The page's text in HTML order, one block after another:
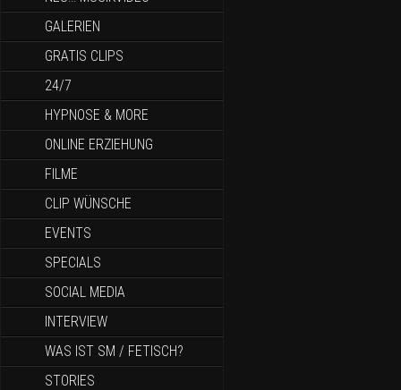
GALERIEN
GRATIS CLIPS
24/7
HYPNOSE & MORE
ONLINE ERZIEHUNG
FILME
CLIP WÜNSCHE
EVENTS
SPECIALS
SOCIAL MEDIA
INTERVIEW
WAS IST SM / FETISCH?
STORIES